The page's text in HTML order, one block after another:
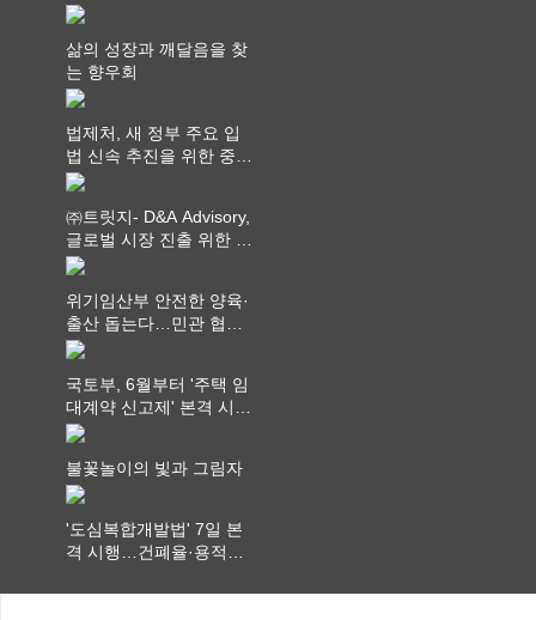
가균형성장 논의
삶의 성장과 깨달음을 찾
는 향우회
법제처, 새 정부 주요 입
법 신속 추진을 위한 중앙
부처 법무담당관 회의 개
㈜트릿지- D&A Advisory,
글로벌 시장 진출 위한 전
략적 업무협약 체결
위기임산부 안전한 양육·
출산 돕는다…민관 협력
체계 구축
국토부, 6월부터 '주택 임
대계약 신고제' 본격 시
행…실거래가 투명화 기
불꽃놀이의 빛과 그림자
'도심복합개발법' 7일 본
격 시행…건폐율·용적률